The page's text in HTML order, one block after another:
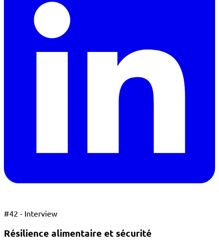
#42 - Interview
Résilience alimentaire et sécurité